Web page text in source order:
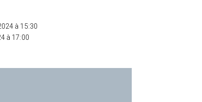
à 15:30
à 17:00